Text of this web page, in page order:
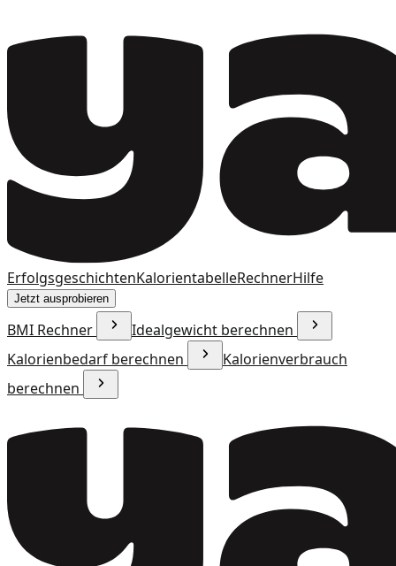
ErfolgsgeschichtenKalorientabelleRechnerHilfe
Jetzt ausprobieren
BMI Rechner
Idealgewicht berechnen
Kalorienbedarf berechnen
Kalorienverbrauch
berechnen